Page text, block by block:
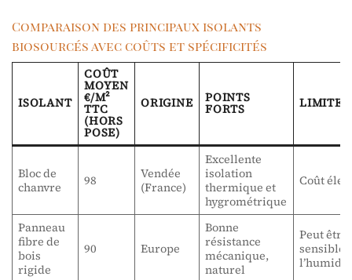
Comparaison des principaux isolants
biosourcés avec coûts et spécificités
ISOLANT
COÛT
MOYEN
€/M²
TTC
(HORS
POSE)
ORIGINE POINTS
FORTS LIMITES
Bloc de
chanvre
98
Vendée
(France)
Excellente
isolation
thermique et
hygrométrique
Coût
Panneau
fibre de
bois
rigide
90 Europe
Bonne
résistance
mécanique,
naturel
Peut être
sensible